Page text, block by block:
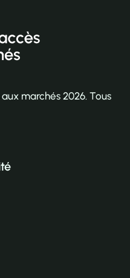
marchés 2026. Tous